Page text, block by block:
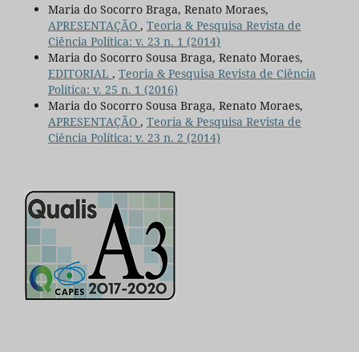
Maria do Socorro Braga, Renato Moraes,
APRESENTAÇÃO , Teoria & Pesquisa Revista de
Ciência Política: v. 23 n. 1 (2014)
Maria do Socorro Sousa Braga, Renato Moraes,
EDITORIAL , Teoria & Pesquisa Revista de Ciência
Política: v. 25 n. 1 (2016)
Maria do Socorro Sousa Braga, Renato Moraes,
APRESENTAÇÃO , Teoria & Pesquisa Revista de
Ciência Política: v. 23 n. 2 (2014)